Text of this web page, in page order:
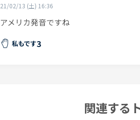
21/02/13 (土) 16:36
アメリカ発音ですね
私もです3
関連する